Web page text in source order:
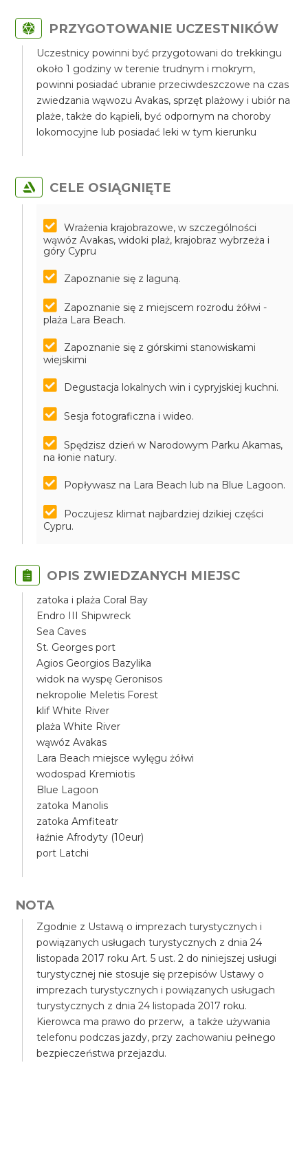
PRZYGOTOWANIE UCZESTNIKÓW
Uczestnicy powinni być przygotowani do trekkingu
około 1 godziny w terenie trudnym i mokrym,
powinni posiadać ubranie przeciwdeszczowe na czas
zwiedzania wąwozu Avakas, sprzęt plażowy i ubiór na
plaże, także do kąpieli, być odpornym na choroby
lokomocyjne lub posiadać leki w tym kierunku
CELE OSIĄGNIĘTE
Wrażenia krajobrazowe, w szczególności
wąwóz Avakas, widoki plaż, krajobraz wybrzeża i
góry Cypru
Zapoznanie się z laguną.
Zapoznanie się z miejscem rozrodu żółwi -
plaża Lara Beach.
Zapoznanie się z górskimi stanowiskami
wiejskimi
Degustacja lokalnych win i cypryjskiej kuchni.
Sesja fotograficzna i wideo.
Spędzisz dzień w Narodowym Parku Akamas,
na łonie natury.
Popływasz na Lara Beach lub na Blue Lagoon.
Poczujesz klimat najbardziej dzikiej części
Cypru.
OPIS ZWIEDZANYCH MIEJSC
zatoka i plaża Coral Bay
Endro III Shipwreck
Sea Caves
St. Georges port
Agios Georgios Bazylika
widok na wyspę Geronisos
nekropolie Meletis Forest
klif White River
plaża White River
wąwóz Avakas
Lara Beach miejsce wylęgu żółwi
wodospad Kremiotis
Blue Lagoon
zatoka Manolis
zatoka Amfiteatr
łaźnie Afrodyty (10eur)
port Latchi
NOTA
Zgodnie z Ustawą o imprezach turystycznych i
powiązanych usługach turystycznych z dnia 24
listopada 2017 roku Art. 5 ust. 2 do niniejszej usługi
turystycznej nie stosuje się przepisów Ustawy o
imprezach turystycznych i powiązanych usługach
turystycznych z dnia 24 listopada 2017 roku.
Kierowca ma prawo do przerw, a także używania
telefonu podczas jazdy, przy zachowaniu pełnego
bezpieczeństwa przejazdu.